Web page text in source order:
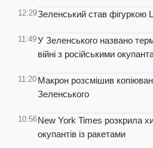
12:29Зеленський став фігуркою
11:49У Зеленського названо
війні з російськими
11:20 Макрон розсмішив
Зеленського
10:56New York Times розкрила
окупантів із ракетами